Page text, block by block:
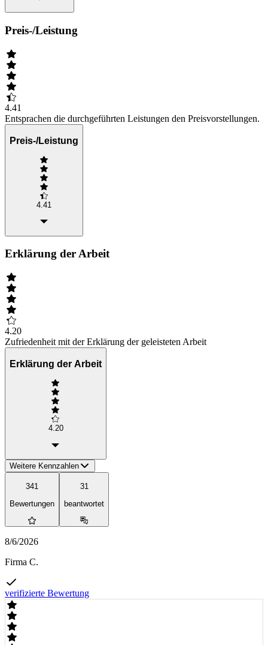
Preis-/Leistung
4.41
Entsprachen die durchgeführten Leistungen den Preisvorstellungen.
Preis-/Leistung
4.41
Erklärung der Arbeit
4.20
Zufriedenheit mit der Erklärung der geleisteten Arbeit
Erklärung der Arbeit
4.20
Weitere Kennzahlen
341
Bewertungen
31
beantwortet
8/6/2026
Firma C.
verifizierte Bewertung